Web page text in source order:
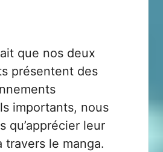
que nos deux
présentent des
importants, nous
qu’apprécier leur
travers le manga.